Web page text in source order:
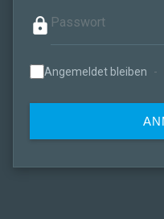
lock
Angemeldet bleiben -